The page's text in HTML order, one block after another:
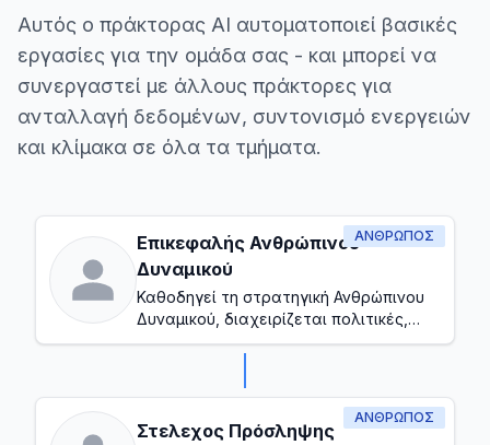
Αυτός ο πράκτορας AI αυτοματοποιεί βασικές
εργασίες για την ομάδα σας - και μπορεί να
συνεργαστεί με άλλους πράκτορες για
ανταλλαγή δεδομένων, συντονισμό ενεργειών
και κλίμακα σε όλα τα τμήματα.
ΆΝΘΡΩΠΟΣ
Επικεφαλής Ανθρώπινου
Δυναμικού
Καθοδηγεί τη στρατηγική Ανθρώπινου
Δυναμικού, διαχειρίζεται πολιτικές,
σχέδια εύρεσης προσωπικού και
ΆΝΘΡΩΠΟΣ
Στελεχος Πρόσληψης